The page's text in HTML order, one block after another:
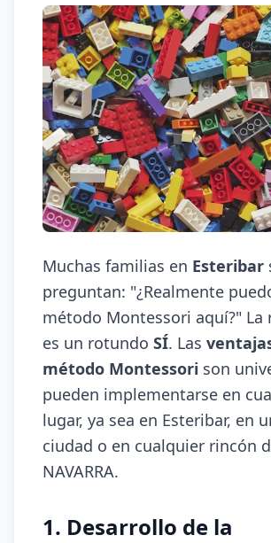
Muchas familias en Esteribar
preguntan: "¿Realmente
método Montessori aquí?" La
es un rotundo SÍ. Las
método Montessori son
pueden implementarse en
lugar, ya sea en Esteribar, en
ciudad o en cualquier rincón
NAVARRA.
1. Desarrollo de la